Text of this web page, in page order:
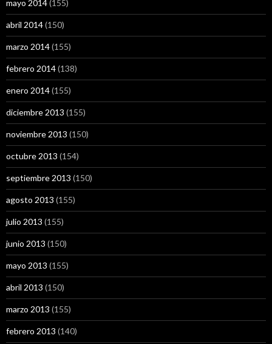
mayo 2014(155)
abril 2014(150)
marzo 2014(155)
febrero 2014(138)
enero 2014(155)
diciembre 2013 (155)
noviembre 2013 (150)
octubre 2013 (154)
septiembre 2013 (150)
agosto 2013 (155)
julio 2013 (155)
junio 2013 (150)
mayo 2013 (155)
abril 2013 (150)
marzo 2013 (155)
febrero 2013 (140)